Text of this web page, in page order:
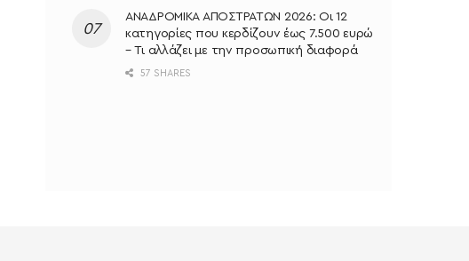
ΑΝΑΔΡΟΜΙΚΑ ΑΠΟΣΤΡΑΤΩΝ 2026: Οι 12
κατηγορίες που κερδίζουν έως 7.500 ευρώ
– Τι αλλάζει με την προσωπική διαφορά
57 SHARES